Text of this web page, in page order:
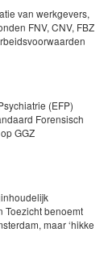
van werkgevers,
FNV, CNV, FBZ
(EFP)
Forensisch
GGZ
Toezicht benoemt
maar ‘hikke